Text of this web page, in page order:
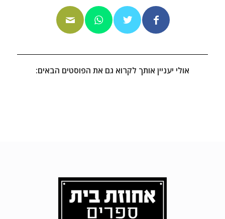
אולי יעניין אותך לקרוא גם את הפוסטים הבאים: